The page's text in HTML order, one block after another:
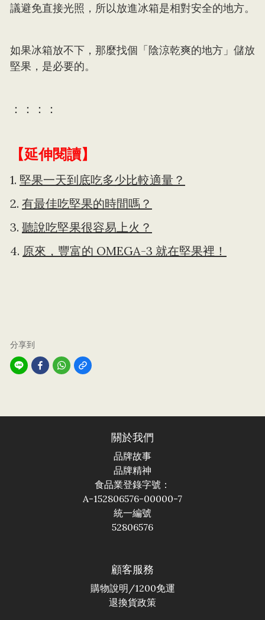
議避免直接光照，所以放進冰箱是相對安全的地方。
如果冰箱放不下，那麼找個「陰涼乾爽的地方」儲放
堅果，是必要的。
：：：：
【延伸閱讀】
1. 堅果一天到底吃多少比較適量？
2. 有最佳吃堅果的時間嗎？
3. 聽說吃堅果很容易上火？
4. 原來，豐富的 OMEGA-3 就在堅果裡！
分享到
關於我們
品牌故事
品牌精神
食品業登錄字號：
A-152806576-00000-7
統一編號
52806576
顧客服務
購物說明 /1200免運
退換貨政策